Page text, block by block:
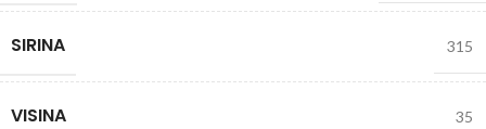
SIRINA 315
VISINA 35